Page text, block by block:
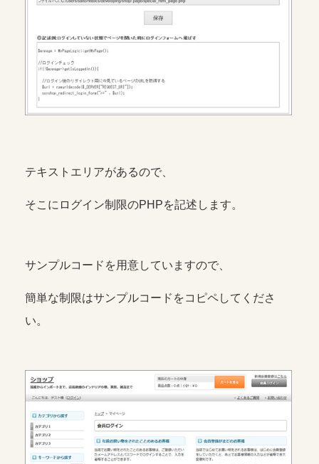
テキストエリアがあるので、
そこにログイン制限のPHPを記述します。
サンプルコードを用意していますので、
簡単な制限はサンプルコードをコピペしてくださ
い。